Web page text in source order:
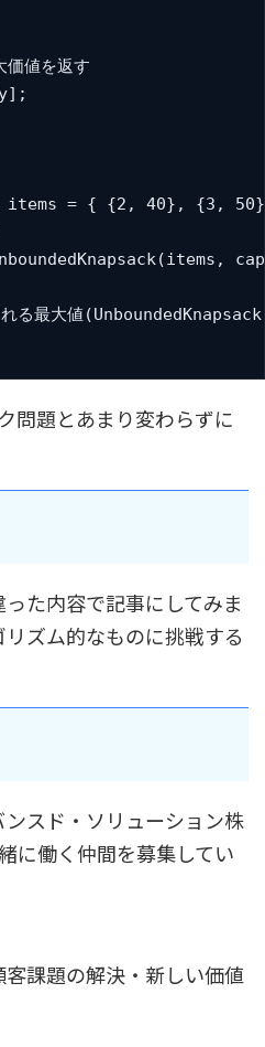
値を返す
= { {2, 40}, {3,
る最大値
問題とあまり変わらずに
た内容で記事にしてみま
ズム的なものに挑戦する
スド・ソリューション株
に働く仲間を募集してい
課題の解決・新しい価値